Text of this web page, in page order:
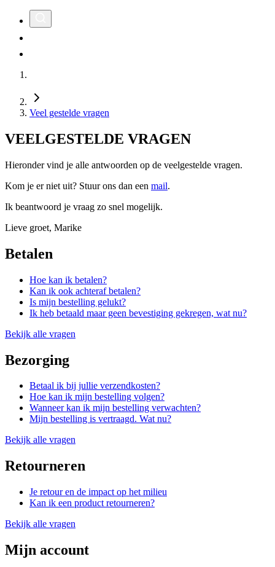
Veel gestelde vragen
VEELGESTELDE VRAGEN
Hieronder vind je alle antwoorden op de veelgestelde vragen.
Kom je er niet uit? Stuur ons dan een mail.
Ik beantwoord je vraag zo snel mogelijk.
Lieve groet, Marike
Betalen
Hoe kan ik betalen?
Kan ik ook achteraf betalen?
Is mijn bestelling gelukt?
Ik heb betaald maar geen bevestiging gekregen, wat nu?
Bekijk alle vragen
Bezorging
Betaal ik bij jullie verzendkosten?
Hoe kan ik mijn bestelling volgen?
Wanneer kan ik mijn bestelling verwachten?
Mijn bestelling is vertraagd. Wat nu?
Bekijk alle vragen
Retourneren
Je retour en de impact op het milieu
Kan ik een product retourneren?
Bekijk alle vragen
Mijn account